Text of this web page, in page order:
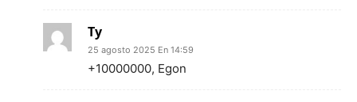
Ty
25 agosto 2025 En 14:59
+10000000, Egon